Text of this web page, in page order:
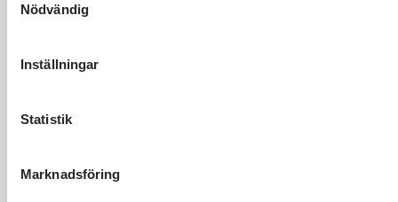
Vi använder enhetsidentifierare för att anpassa innehållet
Nödvändig
Inställningar
Statistik
Marknadsföring